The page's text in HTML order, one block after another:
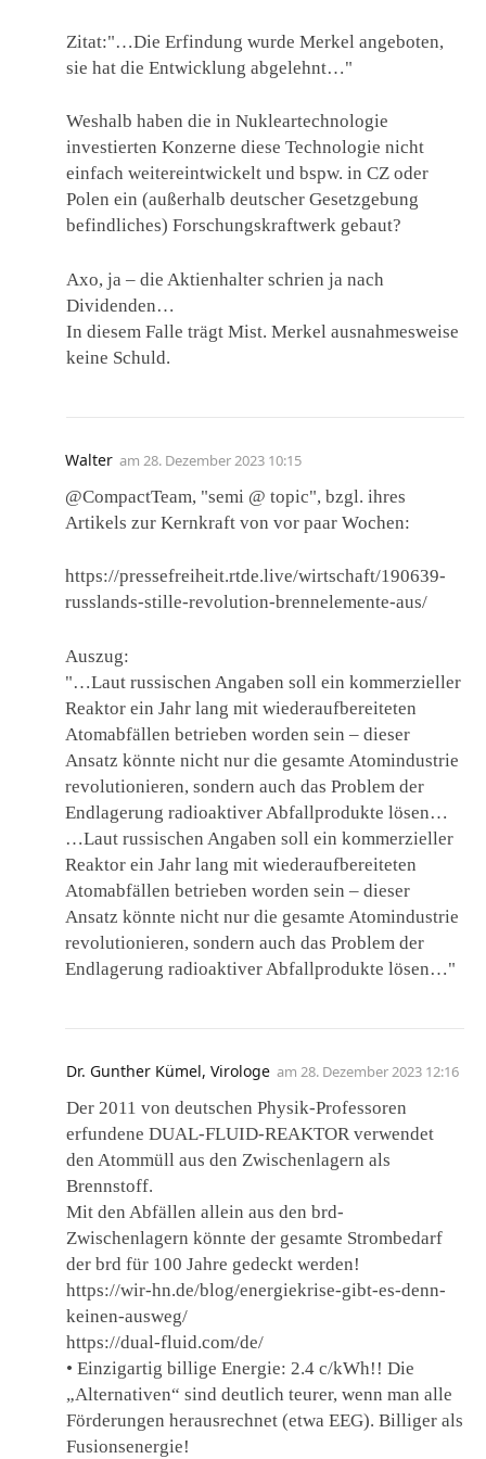
Zitat:"…Die Erfindung wurde Merkel angeboten,
sie hat die Entwicklung abgelehnt…"
Weshalb haben die in Nukleartechnologie
investierten Konzerne diese Technologie nicht
einfach weitereintwickelt und bspw. in CZ oder
Polen ein (außerhalb deutscher Gesetzgebung
befindliches) Forschungskraftwerk gebaut?
Axo, ja – die Aktienhalter schrien ja nach
Dividenden…
In diesem Falle trägt Mist. Merkel ausnahmesweise
keine Schuld.
Walter am 28. Dezember 2023 10:15
@CompactTeam, "semi @ topic", bzgl. ihres
Artikels zur Kernkraft von vor paar Wochen:
https://pressefreiheit.rtde.live/wirtschaft/190639-
russlands-stille-revolution-brennelemente-aus/
Auszug:
"…Laut russischen Angaben soll ein kommerzieller
Reaktor ein Jahr lang mit wiederaufbereiteten
Atomabfällen betrieben worden sein – dieser
Ansatz könnte nicht nur die gesamte Atomindustrie
revolutionieren, sondern auch das Problem der
Endlagerung radioaktiver Abfallprodukte lösen…
…Laut russischen Angaben soll ein kommerzieller
Reaktor ein Jahr lang mit wiederaufbereiteten
Atomabfällen betrieben worden sein – dieser
Ansatz könnte nicht nur die gesamte Atomindustrie
revolutionieren, sondern auch das Problem der
Endlagerung radioaktiver Abfallprodukte lösen…"
Dr. Gunther Kümel, Virologe am 28. Dezember 2023 12:16
Der 2011 von deutschen Physik-Professoren
erfundene DUAL-FLUID-REAKTOR verwendet
den Atommüll aus den Zwischenlagern als
Brennstoff.
Mit den Abfällen allein aus den brd-
Zwischenlagern könnte der gesamte Strombedarf
der brd für 100 Jahre gedeckt werden!
https://wir-hn.de/blog/energiekrise-gibt-es-denn-
keinen-ausweg/
https://dual-fluid.com/de/
• Einzigartig billige Energie: 2.4 c/kWh!! Die
„Alternativen“ sind deutlich teurer, wenn man alle
Förderungen herausrechnet (etwa EEG). Billiger als
Fusionsenergie!